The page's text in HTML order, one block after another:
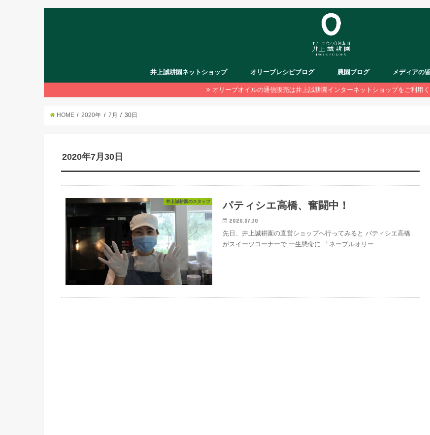
井上誠耕園ネットショップ オリーブレシピブログ 農園ブログ メディアの
オリーブオイルの通信販売は井上誠耕園インターネットショップをご利用く
HOME 2020年 7月 30日
2020年7月30日
井上誠耕園のスタッフ パティシエ高橋、奮闘中！
2020.07.30
先日、井上誠耕園の直営ショップへ行ってみると パティシエ高橋
がスイーツコーナーで 一生懸命に 「ネーブルオリー…